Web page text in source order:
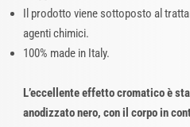
Il prodotto viene sottoposto al
agenti chimici.
100% made in Italy.
L’eccellente effetto cromatico è
anodizzato nero, con il corpo in